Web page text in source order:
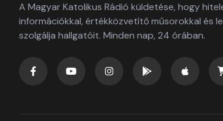
A Magyar Katolikus Rádió küldetése, hogy
információkkal, értékközvetítő műsorokkal és
szolgálja hallgatóit. Minden nap, 24 órában.